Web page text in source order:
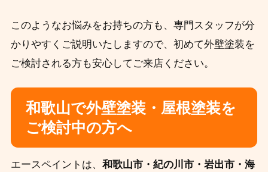
このようなお悩みをお持ちの方も、専門スタッフが分
かりやすくご説明いたしますので、初めて外壁塗装を
ご検討される方も安心してご来店ください。
和歌山で外壁塗装・屋根塗装を
ご検討中の方へ
エースペイントは、 和歌山市・紀の川市・岩出市・海